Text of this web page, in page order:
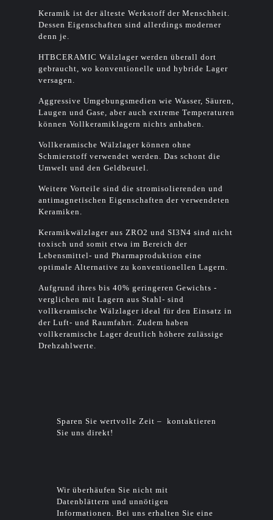
Keramik ist der älteste Werkstoff der Menschheit.
Dessen Eigenschaften sind allerdings moderner
denn je.
HTBCERAMIC Wälzlager werden überall dort
gebraucht, wo konventionelle und hybride Lager
versagen.
Aggressive Umgebungsmedien wie Wasser, Säuren,
Laugen und Gase, aber auch extreme Temperaturen
können Vollkeramiklagern nichts anhaben.
Vollkeramische Wälzlager können ohne
Schmierstoff verwendet werden. Das schont die
Umwelt und den Geldbeutel.
Weitere Vorteile sind die stromisolierenden und
antimagnetischen Eigenschaften der verwendeten
Keramiken.
Keramikwälzlager aus ZRO2 und SI3N4 sind nicht
toxisch und somit etwa im Bereich der
Lebensmittel- und Pharmaproduktion eine
optimale Alternative zu konventionellen Lagern.
Aufgrund ihres bis 40% geringeren Gewichts -
verglichen mit Lagern aus Stahl- sind
vollkeramische Wälzlager ideal für den Einsatz in
der Luft- und Raumfahrt. Zudem haben
vollkeramische Lager deutlich höhere zulässige
Drehzahlwerte.
Sparen Sie wertvolle Zeit – kontaktieren
Sie uns direkt!
Wir überhäufen Sie nicht mit
Datenblättern und unnötigen
Informationen. Bei uns erhalten Sie eine